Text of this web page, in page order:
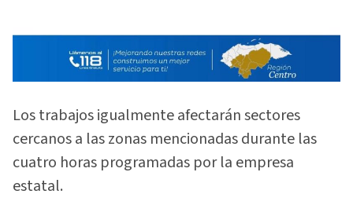
Los trabajos igualmente afectarán sectores
cercanos a las zonas mencionadas durante las
cuatro horas programadas por la empresa
estatal.